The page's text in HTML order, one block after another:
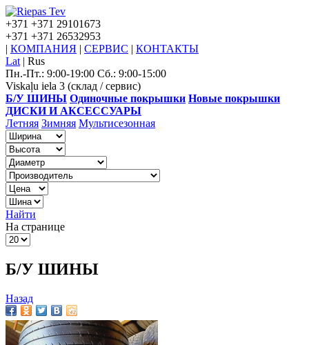
+371 +371 29101673
+371 +371 26532953
| КОМПАНИЯ | СЕРВИС | КОНТАКТЫ
Lat | Rus
Пн.-Пт.: 9:00-19:00 Сб.: 9:00-15:00
Viskaļu iela 3 (склад / сервис)
Б/У ШИНЫ Одиночные покрышки Новые покрышки
ДИСКИ И АКСЕССУАРЫ
Летняя Зимняя Мультисезонная
Найти
На странице
Б/У ШИНЫ
Назад